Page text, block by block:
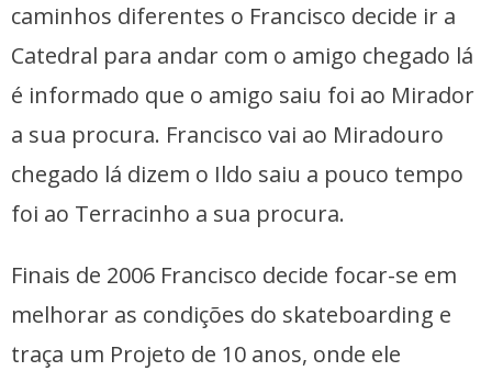
caminhos diferentes o Francisco decide ir a
Catedral para andar com o amigo chegado lá
é informado que o amigo saiu foi ao Mirador
a sua procura. Francisco vai ao Miradouro
chegado lá dizem o Ildo saiu a pouco tempo
foi ao Terracinho a sua procura.
Finais de 2006 Francisco decide focar-se em
melhorar as condições do skateboarding e
traça um Projeto de 10 anos, onde ele